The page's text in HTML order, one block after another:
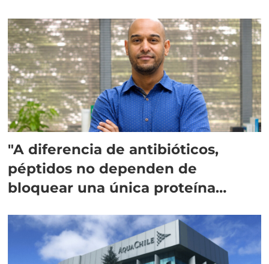
"A diferencia de antibióticos,
péptidos no dependen de
bloquear una única proteína